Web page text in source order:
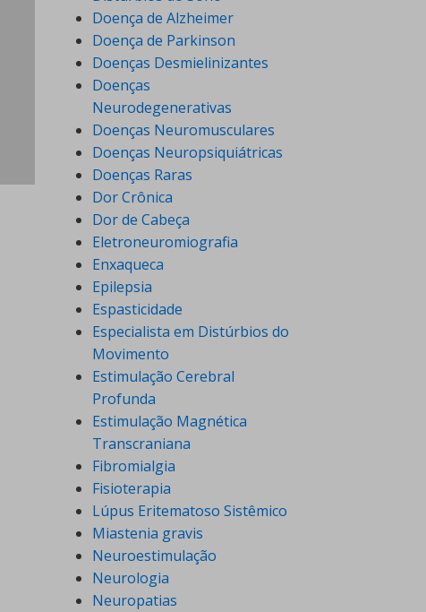
Doença de Alzheimer
Doença de Parkinson
Doenças Desmielinizantes
Doenças
Neurodegenerativas
Doenças Neuromusculares
Doenças Neuropsiquiátricas
Doenças Raras
Dor Crônica
Dor de Cabeça
Eletroneuromiografia
Enxaqueca
Epilepsia
Espasticidade
Especialista em Distúrbios do
Movimento
Estimulação Cerebral
Profunda
Estimulação Magnética
Transcraniana
Fibromialgia
Fisioterapia
Lúpus Eritematoso Sistêmico
Miastenia gravis
Neuroestimulação
Neurologia
Neuropatias